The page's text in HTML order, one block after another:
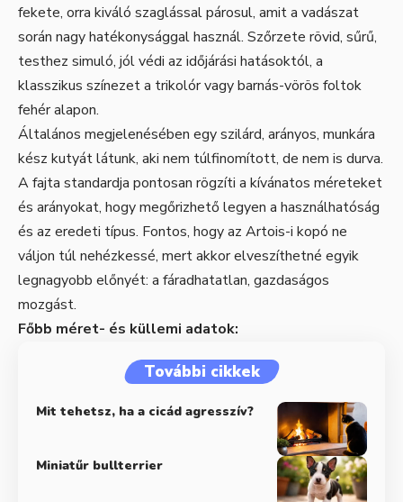
fekete, orra kiváló szaglással párosul, amit a vadászat
során nagy hatékonysággal használ. Szőrzete rövid, sűrű,
testhez simuló, jól védi az időjárási hatásoktól, a
klasszikus színezet a trikolór vagy barnás-vörös foltok
fehér alapon.
Általános megjelenésében egy szilárd, arányos, munkára
kész kutyát látunk, aki nem túlfinomított, de nem is durva.
A fajta standardja pontosan rögzíti a kívánatos méreteket
és arányokat, hogy megőrizhető legyen a használhatóság
és az eredeti típus. Fontos, hogy az Artois-i kopó ne
váljon túl nehézkessé, mert akkor elveszíthetné egyik
legnagyobb előnyét: a fáradhatatlan, gazdaságos
mozgást.
Főbb méret- és küllemi adatok:
További cikkek
Mit tehetsz, ha a cicád agresszív?
Miniatűr bullterrier